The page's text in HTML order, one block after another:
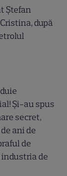
Ștefan
după
Și-au spus
secret,
ani de
de
de